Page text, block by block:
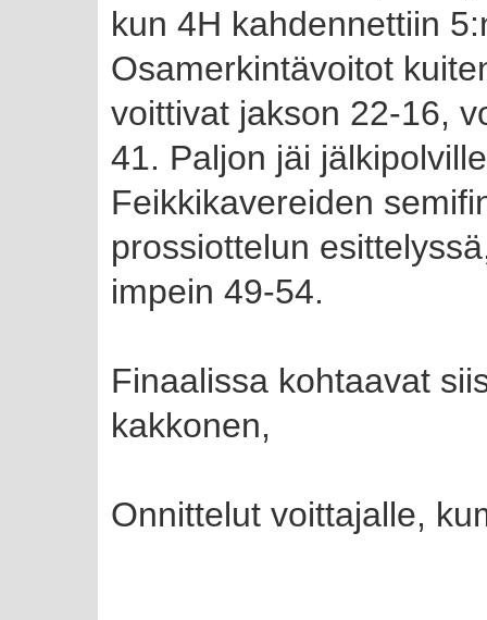
kun 4H kahdennettiin
Osamerkintävoitot
voittivat jakson 22-16,
41. Paljon jäi
Feikkikavereiden
prossiottelun
impein 49-54.
Finaalissa kohtaavat
kakkonen,
Onnittelut voittajalle,